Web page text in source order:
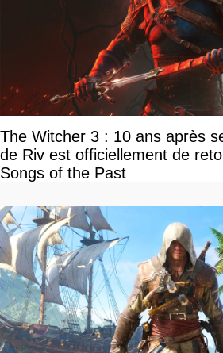
The Witcher 3 : 10 ans après
de Riv est officiellement de
Songs of the Past